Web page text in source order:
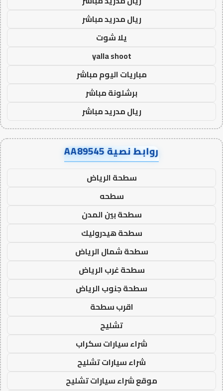
ريال مدريد مباشر
يلا شوت
yalla shoot
مباريات اليوم مباشر
برشلونة مباشر
ريال مدريد مباشر
روابط نصية AA89545
سطحة الرياض
سطحه
سطحة بين المدن
سطحة هيدروليك
سطحة شمال الرياض
سطحة غرب الرياض
سطحة جنوب الرياض
اقرب سطحة
تشليح
شراء سيارات سكراب
شراء سيارات تشليح
موقع شراء سيارات تشليح